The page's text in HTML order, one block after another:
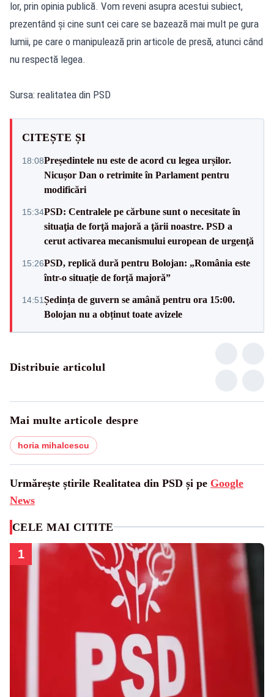
lor, prin opinia publică. Vom reveni asupra acestui subiect,
prezentând și cine sunt cei care se bazează mai mult pe gura
lumii, pe care o manipulează prin articole de presă, atunci când
nu respectă legea.
Sursa: realitatea din PSD
CITEȘTE ȘI
18:08Președintele nu este de acord cu legea urșilor.
Nicușor Dan o retrimite în Parlament pentru
modificări
15:34PSD: Centralele pe cărbune sunt o necesitate în
situaţia de forţă majoră a ţării noastre. PSD a
cerut activarea mecanismului european de urgenţă
15:26PSD, replică dură pentru Bolojan: „România este
într-o situație de forță majoră”
14:51Ședința de guvern se amână pentru ora 15:00.
Bolojan nu a obținut toate avizele
Distribuie articolul
Mai multe articole despre
horia mihalcescu
Urmărește știrile Realitatea din PSD și pe Google
News
CELE MAI CITITE
1